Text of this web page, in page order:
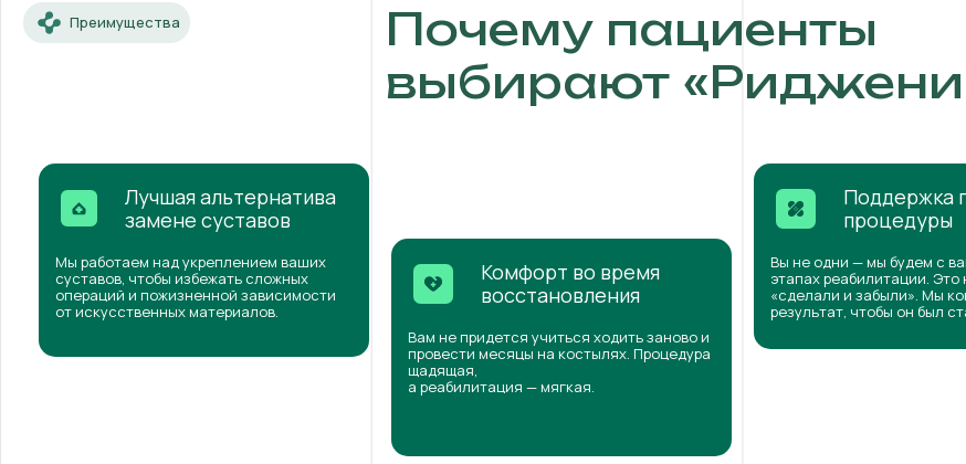
Преимущества
Почему пациенты
выбирают
Лучшая альтернатива
замене суставов
Мы работаем над укреплением ваших
суставов, чтобы избежать сложных
операций и пожизненной зависимости
от искусственных материалов.
Комфорт во время
восстановления
Вам не придется учиться ходить заново и
провести месяцы на костылях. Процедура
щадящая,
а реабилитация — мягкая.
Поддержка
процедуры
Вы не одни — мы будем с
этапах реабилитации. Это
«сделали и забыли». Мы
результат, чтобы он был